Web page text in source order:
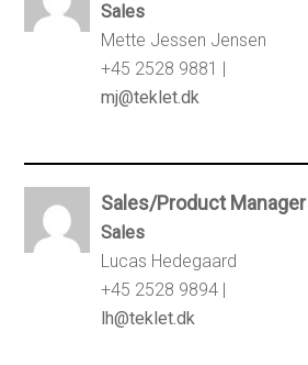
Sales
Mette Jessen Jensen
+45 2528 9881 |
mj@teklet.dk
Sales/Product Manager
Sales
Lucas Hedegaard
+45 2528 9894 |
lh@teklet.dk